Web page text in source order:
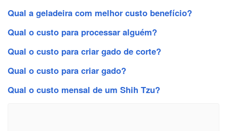
Qual a geladeira com melhor custo benefício?
Qual o custo para processar alguém?
Qual o custo para criar gado de corte?
Qual o custo para criar gado?
Qual o custo mensal de um Shih Tzu?